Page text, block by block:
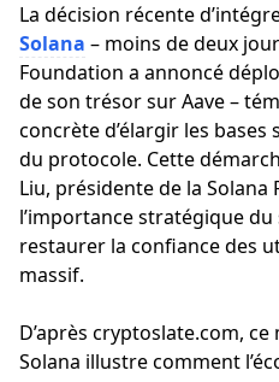
La décision récente
Solana – moins de deux
Foundation a annoncé
de son trésor sur Aave –
concrète d’élargir les
du protocole. Cette
Liu, présidente de la
l’importance stratégique
restaurer la confiance des
massif.
D’après cryptoslate.com,
Solana illustre comment